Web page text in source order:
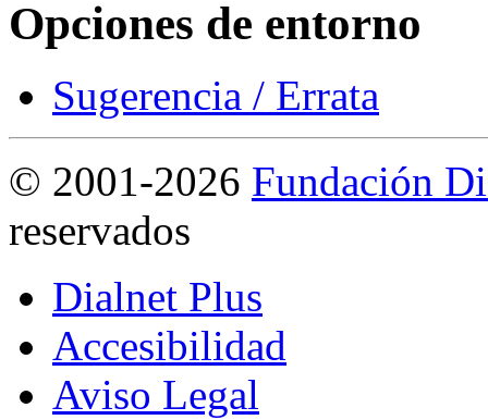
Opciones de entorno
Sugerencia / Errata
© 2001-2026 Fundación
reservados
Dialnet Plus
Accesibilidad
Aviso Legal